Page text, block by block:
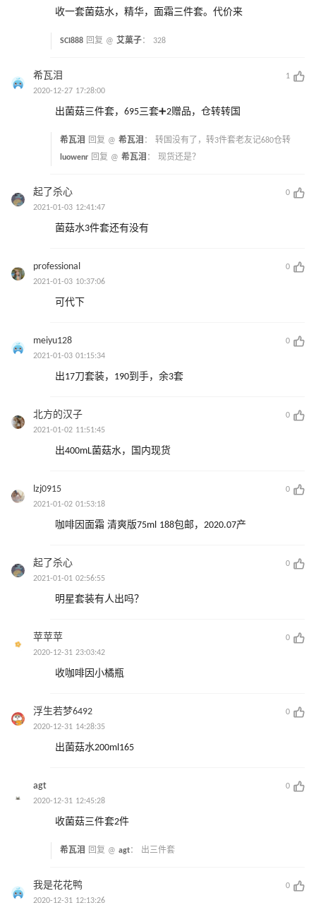
收一套菌菇水，精华，面霜三件套。代价来
SCI888 回复 @ 艾菓子： 328
希瓦泪
1
2020-12-27 17:28:00
出菌菇三件套，695三套➕2赠品，仓转转国
希瓦泪 回复 @ 希瓦泪 ： 转国没有了，转3件套老友记680仓转
luowenr 回复 @ 希瓦泪 ： 现货还是？
起了杀心
0
2021-01-03 12:41:47
菌菇水3件套还有没有
professional
0
2021-01-03 10:37:06
可代下
meiyu128
0
2021-01-03 01:15:34
出17刀套装，190到手，余3套
北方的汉子
0
2021-01-02 11:51:45
出400mL菌菇水，国内现货
lzj0915
0
2021-01-02 01:53:18
咖啡因面霜 清爽版75ml 188包邮，2020.07产
起了杀心
0
2021-01-01 02:56:55
明星套装有人出吗？
苹苹苹
0
2020-12-31 23:03:42
收咖啡因小橘瓶
浮生若梦6492
0
2020-12-31 14:28:35
出菌菇水200ml165
agt
0
2020-12-31 12:45:28
收菌菇三件套2件
希瓦泪 回复 @ agt： 出三件套
我是花花鸭
0
2020-12-31 12:13:26